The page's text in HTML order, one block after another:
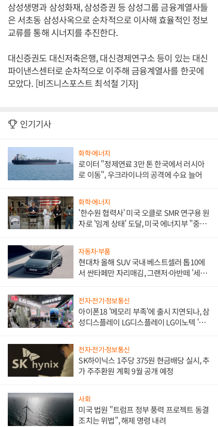
삼성생명과 삼성화재, 삼성증권 등 삼성그룹 금융계열사들
은 서초동 삼성사옥으로 순차적으로 이사해 효율적인 정보
교류를 통해 시너지를 추진한다.
대신증권도 대신저축은행, 대신경제연구소 등이 있는 대신
파이낸스센터로 순차적으로 이주해 금융계열사를 한곳에
모았다. [비즈니스포스트 최석철 기자]
인기기사
화학·에너지
로이터 "정제연료 3만 톤 한국에서 러시아
로 이동", 우크라이나의 공격에 수요 늘어
화학·에너지
'한수원 협력사' 미국 오클로 SMR 연구용 원
자로 '임계 상태' 도달, 미국 에너지부 "중요
자동차·부품
현대차 올해 SUV 국내 베스트셀러 톱10에
서 싼타페만 자리매김, 그랜저·아반떼 '세단
전자·전기·정보통신
아이폰18 '메모리 부족'에 출시 지연되나, 삼
성디스플레이 LG디스플레이 LG이노텍 '탈
전자·전기·정보통신
SK하이닉스 1주당 375원 현금배당 실시, 추
가 주주환원 계획 9월 공개 예정
사회
미국 법원 "트럼프 정부 풍력 프로젝트 동결
조치는 위법", 해제 명령 내려